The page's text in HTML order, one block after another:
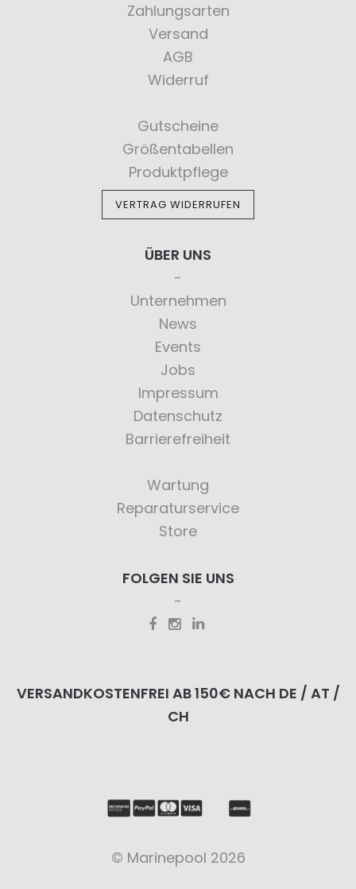
Zahlungsarten
Versand
AGB
Widerruf
Gutscheine
Größentabellen
Produktpflege
VERTRAG WIDERRUFEN
ÜBER UNS
Unternehmen
News
Events
Jobs
Impressum
Datenschutz
Barrierefreiheit
Wartung
Reparaturservice
Store
FOLGEN SIE UNS
VERSANDKOSTENFREI AB 150€ NACH DE / AT /
CH
© Marinepool 2026